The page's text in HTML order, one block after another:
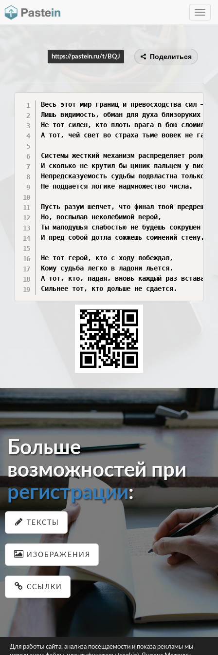
Toggle
https://pastein.ru/t/BQJ Поделиться
Весь этот мир границ и превосходства сил —
Лишь видимость, обман для духа близоруких
Не тот силен, кто плоть врага в бою сломил,
А тот, чей свет во страха тьме вовек не гас.
Системы жесткий механизм распределяет роли,
И сколько не крутил бы циник пальцем у виска,
Непредсказуемость судьбы подвластна только
Не поддается логике надмножество числа.
Пусть разум шепчет, что финал твой
Но, воспылав неколебимой верой,
Ты малодушья слабостью не будешь сокрушен
И пред собой дотла сожжешь сомнений стену.
Не тот герой, кто с ходу побеждал,
Кому судьба легко в ладони льется.
А тот, кто, падая, вновь каждый раз вставал:
Больше
возможностей при
регистрации:
ТЕКСТЫ
ИЗОБРАЖЕНИЯ
ССЫЛКИ
Для работы сайта, анализа посещаемости и показа рекламы мы